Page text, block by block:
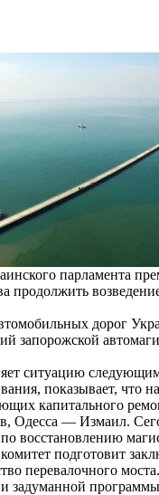
парламента
продолжить
дорог
запорожской
ситуацию
показывает,
капитального
— Измаил.
восстановлению
подготовит
перевалочного
задуманной